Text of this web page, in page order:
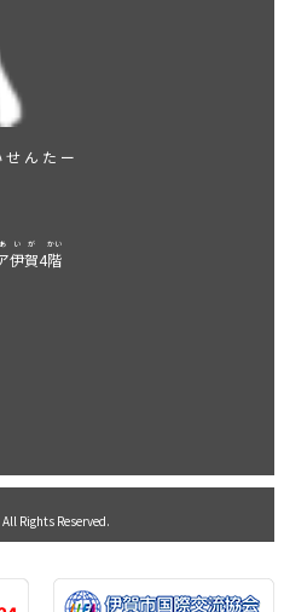
んたー
伊賀
いが
4階
かい
Rights Reserved.